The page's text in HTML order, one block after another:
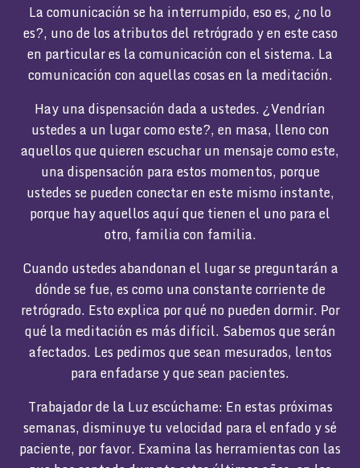
La comunicación se ha interrumpido, eso es, ¿no lo
es?, uno de los atributos del retrógrado y en este caso
en particular es la comunicación con el sistema. La
comunicación con aquellas cosas en la meditación.
Hay una dispensación dada a ustedes. ¿Vendrían
ustedes a un lugar como este?, en masa, lleno con
aquellos que quieren escuchar un mensaje como este,
una dispensación para estos momentos, porque
ustedes se pueden conectar en este mismo instante,
porque hay aquellos aquí que tienen el uno para el
otro, familia con familia.
Cuando ustedes abandonan el lugar se preguntarán a
dónde se fue, es como una constante corriente de
retrógrado. Esto explica por qué no pueden dormir. Por
qué la meditación es más difícil. Sabemos que serán
afectados. Les pedimos que sean mesurados, lentos
para enfadarse y que sean pacientes.
Trabajador de la Luz escúchame: En estas próximas
semanas, disminuye tu velocidad para el enfado y sé
paciente, por favor. Examina las herramientas con las